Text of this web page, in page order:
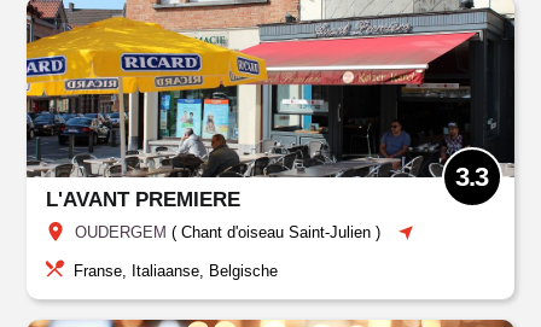
L'AVANT PREMIERE
OUDERGEM (Chant d'oiseau Saint-Julien )
3.3
Franse, Italiaanse, Belgische